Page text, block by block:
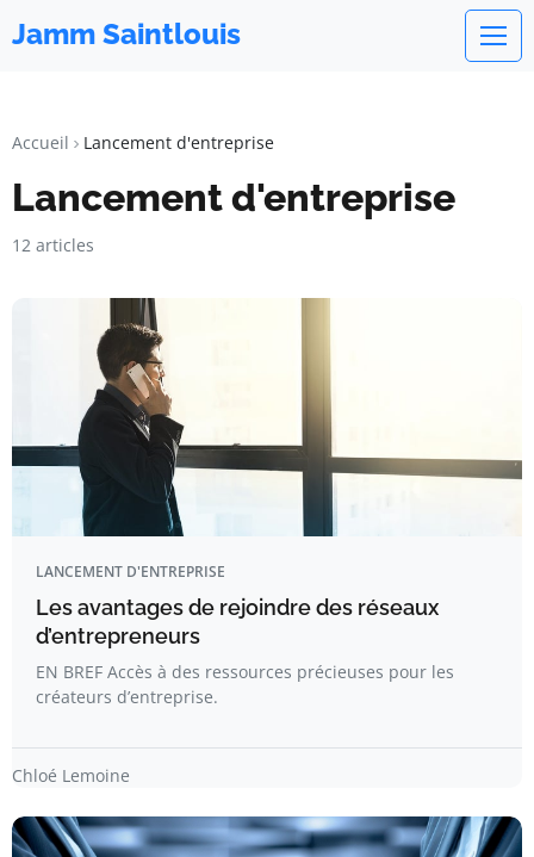
Jamm Saintlouis
Accueil Lancement d'entreprise
Lancement d'entreprise
12 articles
LANCEMENT D'ENTREPRISE
Les avantages de rejoindre des réseaux
d’entrepreneurs
EN BREF Accès à des ressources précieuses pour les
créateurs d’entreprise.
Chloé Lemoine